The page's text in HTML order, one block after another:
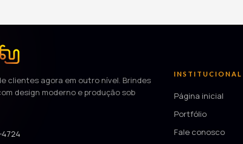
clientes agora em outro nível. Brindes
design moderno e produção sob
4724
INSTITUCIONAL
Página inicial
Portfólio
Fale conosco